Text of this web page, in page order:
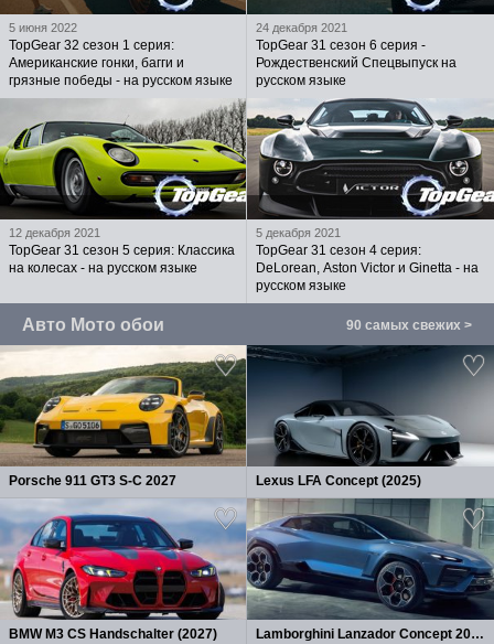
5 июня 2022
TopGear 32 сезон 1 серия:
Американские гонки, багги и
грязные победы - на русском языке
24 декабря 2021
TopGear 31 сезон 6 серия -
Рождественский Спецвыпуск на
русском языке
12 декабря 2021
TopGear 31 сезон 5 серия: Классика
на колесах - на русском языке
5 декабря 2021
TopGear 31 сезон 4 серия:
DeLorean, Aston Victor и Ginetta - на
русском языке
Авто Мото обои 90 самых свежих >
Porsche 911 GT3 S-C 2027 Lexus LFA Concept (2025)
BMW M3 CS Handschalter (2027) Lamborghini Lanzador Concept 2026